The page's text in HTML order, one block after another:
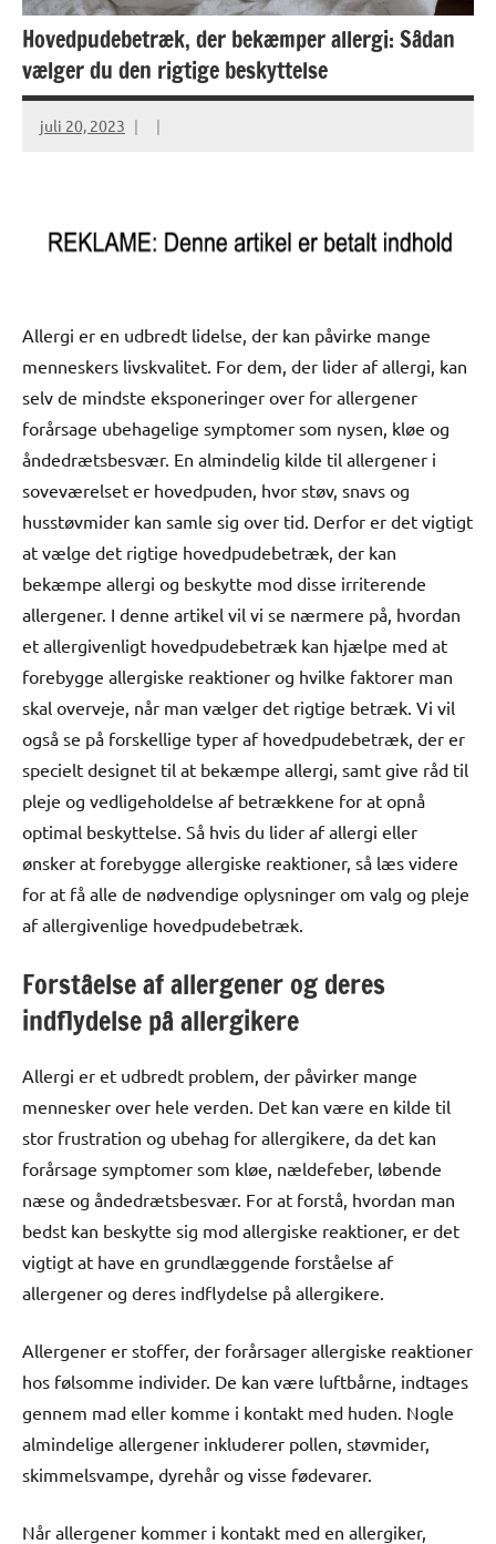
Hovedpudebetræk, der bekæmper allergi: Sådan
vælger du den rigtige beskyttelse
juli 20, 2023
Allergi er en udbredt lidelse, der kan påvirke mange
menneskers livskvalitet. For dem, der lider af allergi, kan
selv de mindste eksponeringer over for allergener
forårsage ubehagelige symptomer som nysen, kløe og
åndedrætsbesvær. En almindelig kilde til allergener i
soveværelset er hovedpuden, hvor støv, snavs og
husstøvmider kan samle sig over tid. Derfor er det vigtigt
at vælge det rigtige hovedpudebetræk, der kan
bekæmpe allergi og beskytte mod disse irriterende
allergener. I denne artikel vil vi se nærmere på, hvordan
et allergivenligt hovedpudebetræk kan hjælpe med at
forebygge allergiske reaktioner og hvilke faktorer man
skal overveje, når man vælger det rigtige betræk. Vi vil
også se på forskellige typer af hovedpudebetræk, der er
specielt designet til at bekæmpe allergi, samt give råd til
pleje og vedligeholdelse af betrækkene for at opnå
optimal beskyttelse. Så hvis du lider af allergi eller
ønsker at forebygge allergiske reaktioner, så læs videre
for at få alle de nødvendige oplysninger om valg og pleje
af allergivenlige hovedpudebetræk.
Forståelse af allergener og deres
indflydelse på allergikere
Allergi er et udbredt problem, der påvirker mange
mennesker over hele verden. Det kan være en kilde til
stor frustration og ubehag for allergikere, da det kan
forårsage symptomer som kløe, nældefeber, løbende
næse og åndedrætsbesvær. For at forstå, hvordan man
bedst kan beskytte sig mod allergiske reaktioner, er det
vigtigt at have en grundlæggende forståelse af
allergener og deres indflydelse på allergikere.
Allergener er stoffer, der forårsager allergiske reaktioner
hos følsomme individer. De kan være luftbårne, indtages
gennem mad eller komme i kontakt med huden. Nogle
almindelige allergener inkluderer pollen, støvmider,
skimmelsvampe, dyrehår og visse fødevarer.
Når allergener kommer i kontakt med en allergiker,